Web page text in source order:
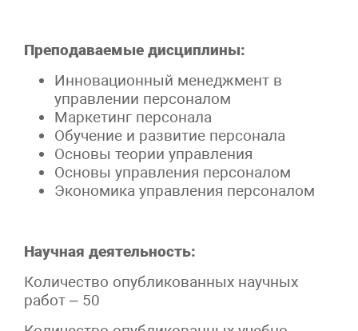
Преподаваемые дисциплины:
Инновационный менеджмент в
управлении персоналом
Маркетинг персонала
Обучение и развитие персонала
Основы теории управления
Основы управления персоналом
Экономика управления персоналом
Научная деятельность:
Количество опубликованных научных
работ – 50